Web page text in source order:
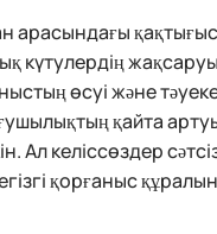
арасындағы
күтулердің
өсуі және
қайта
Ал келіссөздер
қорғаныс